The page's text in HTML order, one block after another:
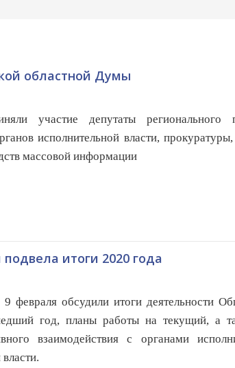
областной Думы
участие депутаты регионального
исполнительной власти, прокуратуры,
массовой информации
итоги 2020 года
февраля обсудили итоги деятельности
год, планы работы на текущий, а
взаимодействия с органами